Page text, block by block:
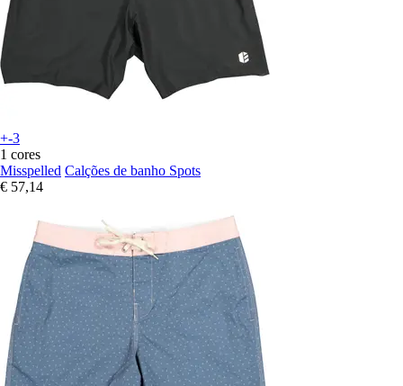
+-3
1 cores
Misspelled Calções de banho Spots
€ 57,14